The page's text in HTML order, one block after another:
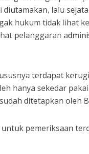
lalu
hukum tidak lihat
pelanggaran
terdapat
hanya sekedar
ditetapkan oleh
untuk pemeriksaan